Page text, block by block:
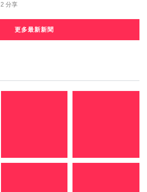
2 分享
更多最新新聞